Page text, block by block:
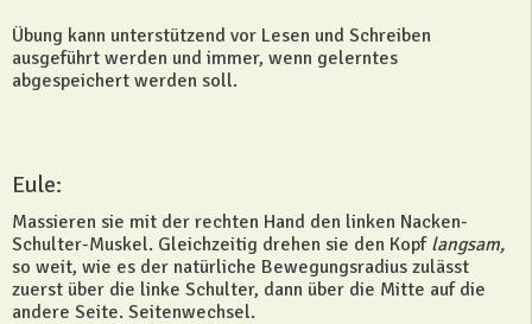
Übung kann unterstützend vor Lesen und Schreiben
ausgeführt werden und immer, wenn gelerntes
abgespeichert werden soll.
Eule:
Massieren sie mit der rechten Hand den linken Nacken-
Schulter-Muskel. Gleichzeitig drehen sie den Kopf langsam,
so weit, wie es der natürliche Bewegungsradius zulässt
zuerst über die linke Schulter, dann über die Mitte auf die
andere Seite. Seitenwechsel.